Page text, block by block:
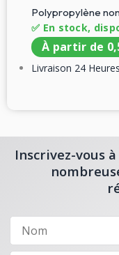
Polypropylène
✅ En stock,
À partir de
Livraison 24 Heures
Inscrivez-vous